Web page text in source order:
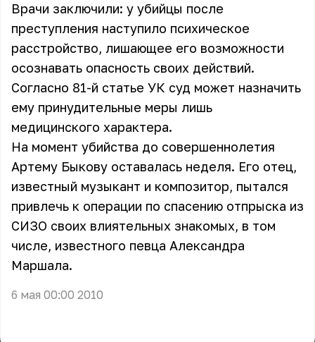
Врачи заключили: у убийцы после
преступления наступило психическое
расстройство, лишающее его возможности
осознавать опасность своих действий.
Согласно 81-й статье УК суд может назначить
ему принудительные меры лишь
медицинского характера.
На момент убийства до совершеннолетия
Артему Быкову оставалась неделя. Его отец,
известный музыкант и композитор, пытался
привлечь к операции по спасению отпрыска из
СИЗО своих влиятельных знакомых, в том
числе, известного певца Александра
Маршала.
6 мая 00:00 2010